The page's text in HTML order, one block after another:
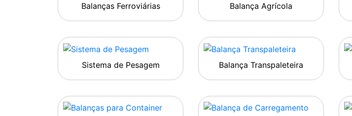
Balanças Ferroviárias Balança Agrícola
Sistema de Pesagem Balança Transpaleteira